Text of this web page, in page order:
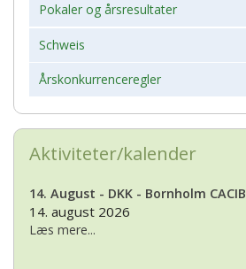
Pokaler og årsresultater
Schweis
Årskonkurrenceregler
Aktiviteter/kalender
14. August - DKK - Bornholm CACIB
14. august 2026
Læs mere...